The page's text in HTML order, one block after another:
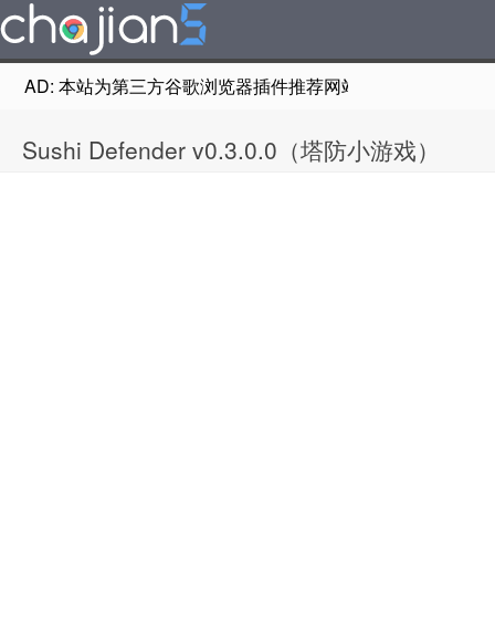
AD: 本站为第三方谷歌浏览器插件推荐网站，非Google
Sushi Defender v0.3.0.0（塔防小游戏）